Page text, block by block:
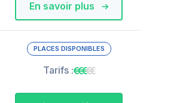
En savoir plus
PLACES DISPONIBLES
Tarifs :